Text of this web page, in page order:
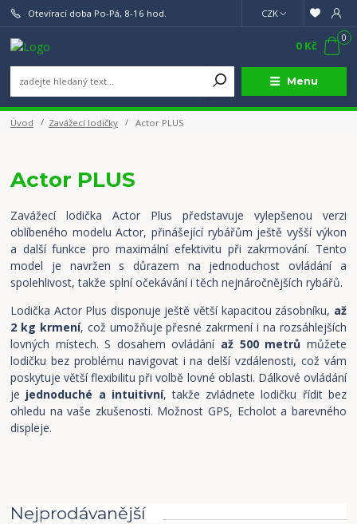
Menu
CZK
Otevírací doba Po-Pá, 8-16 hod.
0
0 Kč
Úvod Zavážecí lodičky Actor PLUS
Actor PLUS
Zavážecí lodička Actor Plus představuje vylepšenou verzi
oblíbeného modelu Actor, přinášející rybářům ještě vyšší výkon
a další funkce pro maximální efektivitu při zakrmování. Tento
model je navržen s důrazem na jednoduchost ovládání a
spolehlivost, takže splní očekávání i těch nejnáročnějších rybářů.
Lodička Actor Plus disponuje ještě větší kapacitou zásobníku, až
2 kg krmení, což umožňuje přesné zakrmení i na rozsáhlejších
lovných místech. S dosahem ovládání až 500 metrů můžete
lodičku bez problému navigovat i na delší vzdálenosti, což vám
poskytuje větší flexibilitu při volbě lovné oblasti. Dálkové ovládání
je jednoduché a intuitivní, takže zvládnete lodičku řídit bez
ohledu na vaše zkušenosti. Možnost GPS, Echolot a barevného
displeje.
Nejprodávanější